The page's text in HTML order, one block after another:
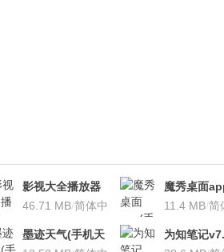
影视大全播放器
v3.1.7 安卓版
46.71 MB/简体中
魔秀桌面
桌面软件
11.4 MB/简
墨迹天气(手机天
为知笔记